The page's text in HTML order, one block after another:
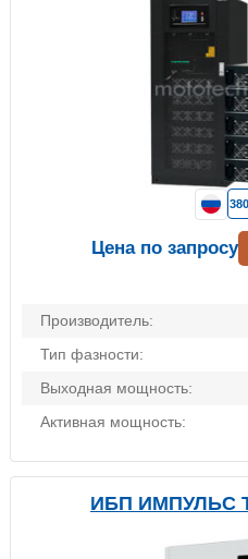
Производитель:
Тип фазности:
Выходная мощность:
Активная мощность:
Цена по запросу
ИБП ИМПУЛЬС